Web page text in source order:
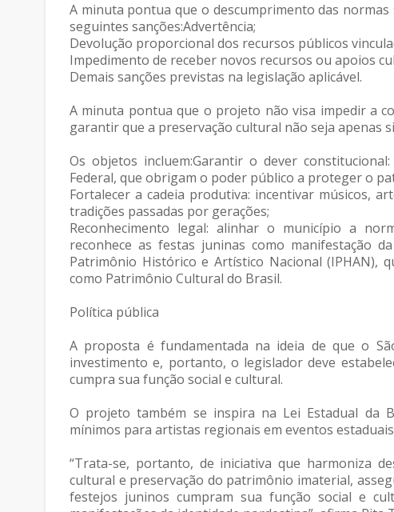
A minuta pontua que o descumprimento das
seguintes sanções:Advertência;
Devolução proporcional dos recursos públicos
Impedimento de receber novos recursos ou apoios
Demais sanções previstas na legislação aplicável.
A minuta pontua que o projeto não visa impedir a
garantir que a preservação cultural não seja apenas
Os objetos incluem:Garantir o dever
Federal, que obrigam o poder público a proteger o
Fortalecer a cadeia produtiva: incentivar músicos,
tradições passadas por gerações;
Reconhecimento legal: alinhar o município a
reconhece as festas juninas como manifestação
Patrimônio Histórico e Artístico Nacional (IPHAN),
como Patrimônio Cultural do Brasil.
Política pública
A proposta é fundamentada na ideia de que o
investimento e, portanto, o legislador deve
cumpra sua função social e cultural.
O projeto também se inspira na Lei Estadual da
mínimos para artistas regionais em eventos
“Trata-se, portanto, de iniciativa que harmoniza
cultural e preservação do patrimônio imaterial,
festejos juninos cumpram sua função social e